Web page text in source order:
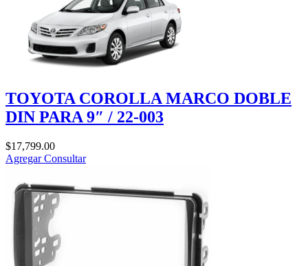
TOYOTA COROLLA MARCO DOBLE
DIN PARA 9″ / 22-003
$17,799.00
AgregarConsultar